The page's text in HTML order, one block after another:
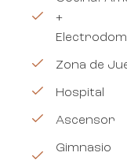
+
Zona de
Hospital
Ascensor
Gimnasio